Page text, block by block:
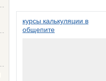
курсы калькуляции в
общепите